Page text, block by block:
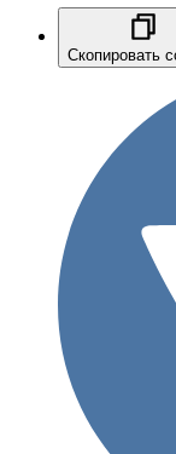
Скопировать